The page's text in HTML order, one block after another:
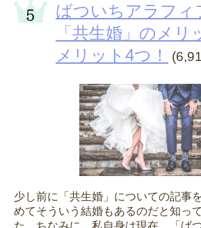
ばついちアラフィ
「共生婚」のメ
メリット4つ！
少し前に「共生婚」についての記事
めてそういう結婚もあるのだと知っ